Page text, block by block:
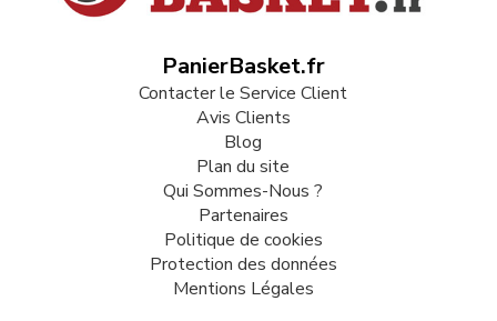
PanierBasket.fr
Contacter le Service Client
Avis Clients
Blog
Plan du site
Qui Sommes-Nous ?
Partenaires
Politique de cookies
Protection des données
Mentions Légales